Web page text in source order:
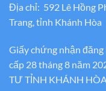
Địa chỉ: 592 Lê Hồng
Trang, tỉnh Khánh Hòa
Giấy chứng nhận
cấp 28 tháng 8 năm
TƯ TỈNH KHÁNH HÒA